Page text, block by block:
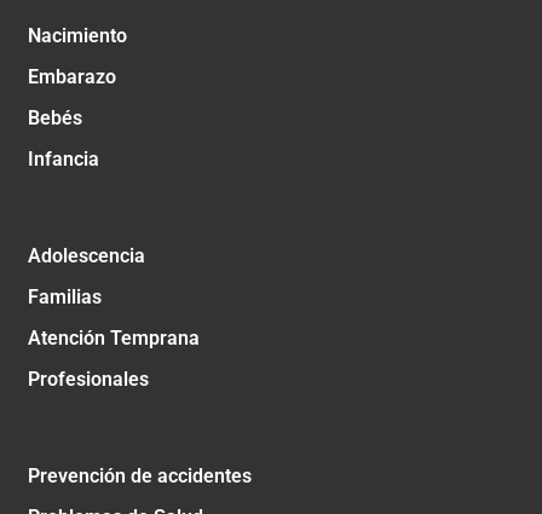
Nacimiento
Embarazo
Bebés
Infancia
Adolescencia
Familias
Atención Temprana
Profesionales
Prevención de accidentes